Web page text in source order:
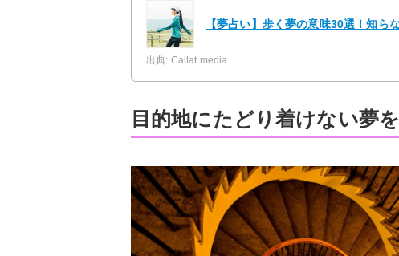
【夢占い】歩く夢の意味30選！知ら
出典: Callat media
目的地にたどり着けない夢